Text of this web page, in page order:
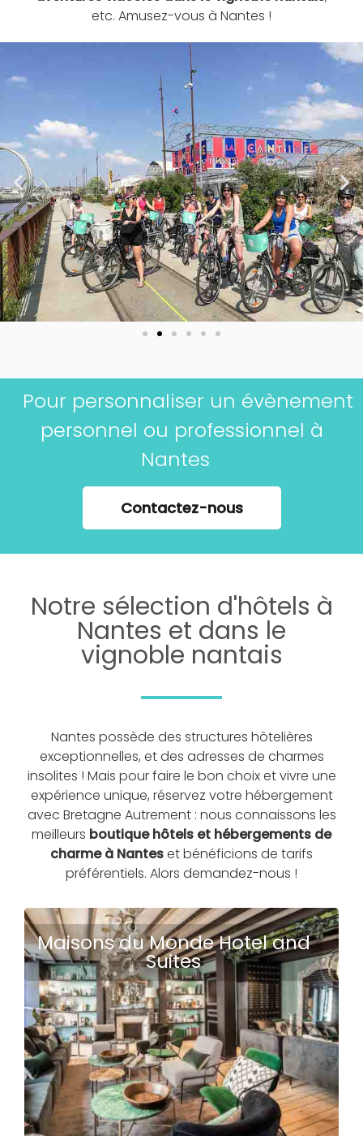
etc. Amusez-vous à Nantes !
Pour personnaliser un évènement
personnel ou professionnel à
Nantes
Contactez-nous
Notre sélection d'hôtels à
Nantes et dans le
vignoble nantais
Nantes possède des structures hôtelières
exceptionnelles, et des adresses de charmes
insolites ! Mais pour faire le bon choix et vivre une
expérience unique, réservez votre hébergement
avec Bretagne Autrement : nous connaissons les
meilleurs boutique hôtels et hébergements de
charme à Nanteset bénéficions de tarifs
préférentiels. Alors demandez-nous !
Maisons du Monde Hotel and
Suites